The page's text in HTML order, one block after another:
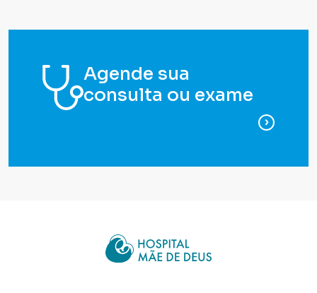
Agende sua
consulta ou exame
para